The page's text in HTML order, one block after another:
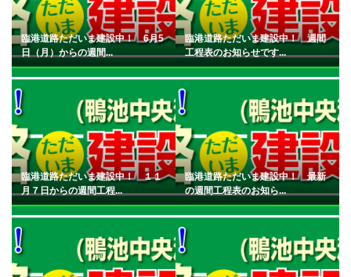
臨港道路ただいま建設中！ 6月5
日（月）からの週間...
臨港道路ただいま建設中！ 週間
工程表のお知らせです...
臨港道路ただいま建設中！ １１
月７日からの週間工程...
臨港道路ただいま建設中！ 最新
の週間工程表のお知ら...